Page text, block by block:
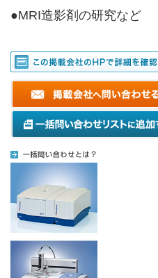
●MRI造影剤の研究など